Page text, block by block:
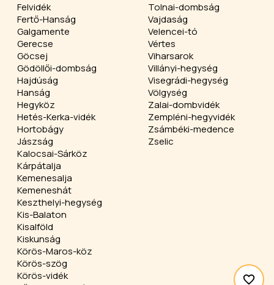
Felvidék
Fertő-Hanság
Galgamente
Gerecse
Göcsej
Gödöllői-dombság
Hajdúság
Hanság
Hegyköz
Hetés-Kerka-vidék
Hortobágy
Jászság
Kalocsai-Sárköz
Kárpátalja
Kemenesalja
Kemeneshát
Keszthelyi-hegység
Kis-Balaton
Kisalföld
Kiskunság
Körös-Maros-köz
Körös-szög
Körös-vidék
Tolnai-dombság
Vajdaság
Velencei-tó
Vértes
Viharsarok
Villányi-hegység
Visegrádi-hegység
Völgység
Zalai-dombvidék
Zempléni-hegyvidék
Zsámbéki-medence
Zselic